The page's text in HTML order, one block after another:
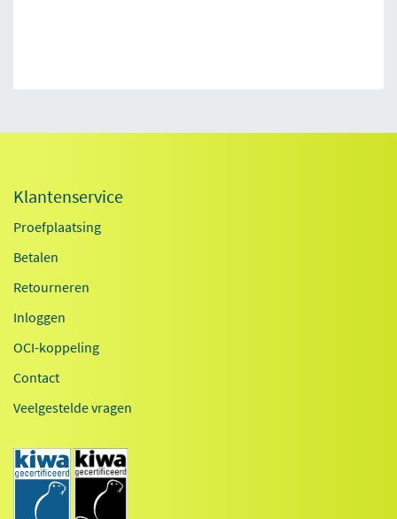
Klantenservice
Proefplaatsing
Betalen
Retourneren
Inloggen
OCI-koppeling
Contact
Veelgestelde vragen